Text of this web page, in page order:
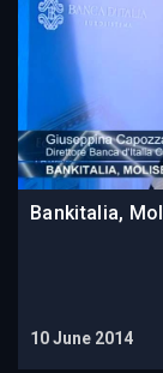
Bankitalia,
10 June 2014